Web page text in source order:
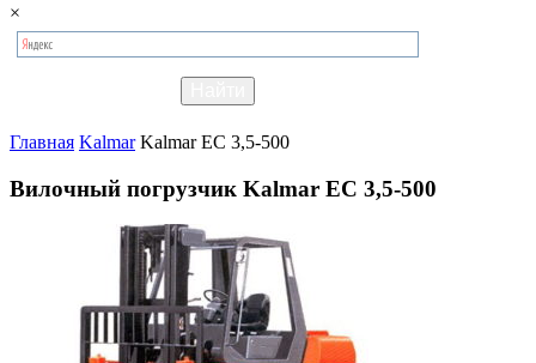
×
Главная Kalmar Kalmar EC 3,5-500
Вилочный погрузчик Kalmar EC 3,5-500